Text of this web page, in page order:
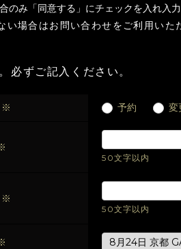
のみ「同意する」にチェックを入れ入
場合はお問い合わせをご利用いた
必ずご記入ください。
※ 予約 変
50文字以内
※
50文字以内